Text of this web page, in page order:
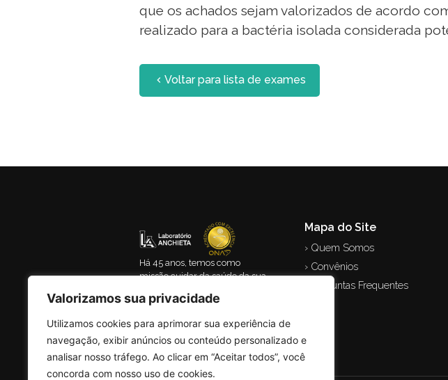
Valorizamos sua privacidade
Utilizamos cookies para aprimorar sua experiência de
navegação, exibir anúncios ou conteúdo personalizado e
analisar nosso tráfego. Ao clicar em “Aceitar todos”, você
concorda com nosso uso de cookies.
que os achados sejam valorizados de acordo
realizado para a bactéria isolada considerada
Voltar para lista de exames
Há 45 anos, temos como
missão cuidar da saúde da sua
agilidade.
Mapa do Site
› Quem Somos
› Convênios
› Perguntas Frequentes